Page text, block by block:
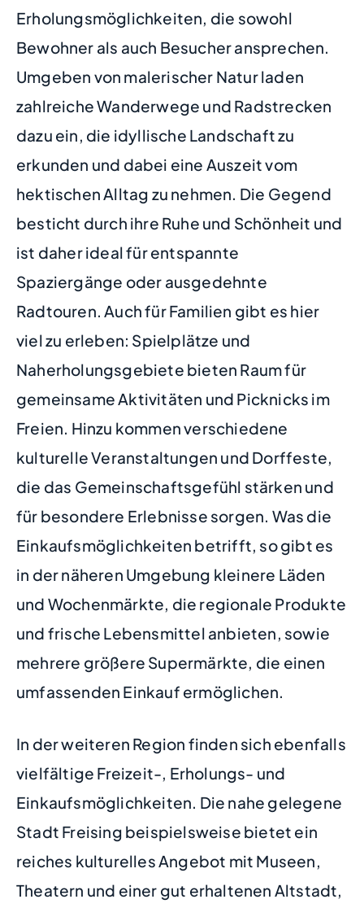
Erholungsmöglichkeiten, die sowohl
Bewohner als auch Besucher ansprechen.
Umgeben von malerischer Natur laden
zahlreiche Wanderwege und Radstrecken
dazu ein, die idyllische Landschaft zu
erkunden und dabei eine Auszeit vom
hektischen Alltag zu nehmen. Die Gegend
besticht durch ihre Ruhe und Schönheit und
ist daher ideal für entspannte
Spaziergänge oder ausgedehnte
Radtouren. Auch für Familien gibt es hier
viel zu erleben: Spielplätze und
Naherholungsgebiete bieten Raum für
gemeinsame Aktivitäten und Picknicks im
Freien. Hinzu kommen verschiedene
kulturelle Veranstaltungen und Dorffeste,
die das Gemeinschaftsgefühl stärken und
für besondere Erlebnisse sorgen. Was die
Einkaufsmöglichkeiten betrifft, so gibt es
in der näheren Umgebung kleinere Läden
und Wochenmärkte, die regionale Produkte
und frische Lebensmittel anbieten, sowie
mehrere größere Supermärkte, die einen
umfassenden Einkauf ermöglichen.
In der weiteren Region finden sich ebenfalls
vielfältige Freizeit-, Erholungs- und
Einkaufsmöglichkeiten. Die nahe gelegene
Stadt Freising beispielsweise bietet ein
reiches kulturelles Angebot mit Museen,
Theatern und einer gut erhaltenen Altstadt,